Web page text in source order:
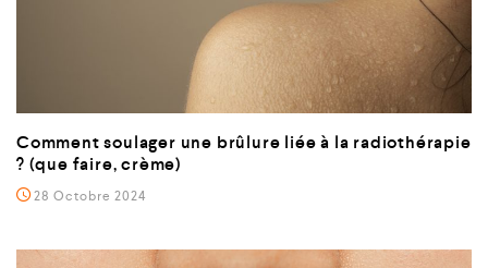
Comment soulager une brûlure liée à la radiothérapie
? (que faire, crème)
28 Octobre 2024